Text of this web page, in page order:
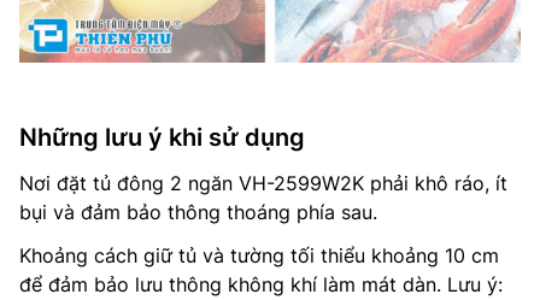
Những lưu ý khi sử dụng
Nơi đặt tủ đông 2 ngăn VH-2599W2K phải khô ráo, ít
bụi và đảm bảo thông thoáng phía sau.
Khoảng cách giữ tủ và tường tối thiểu khoảng 10 cm
để đảm bảo lưu thông không khí làm mát dàn. Lưu ý: